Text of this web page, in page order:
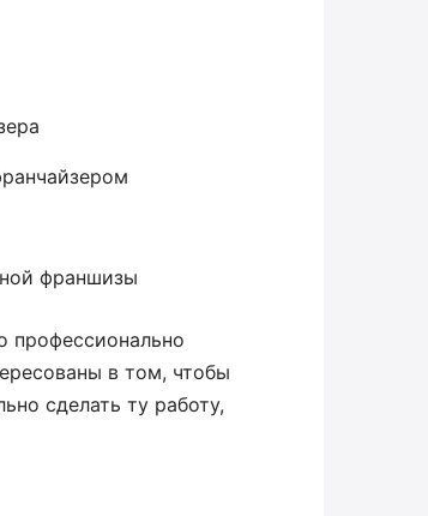
франшизы
профессионально
в том, чтобы
сделать ту работу,